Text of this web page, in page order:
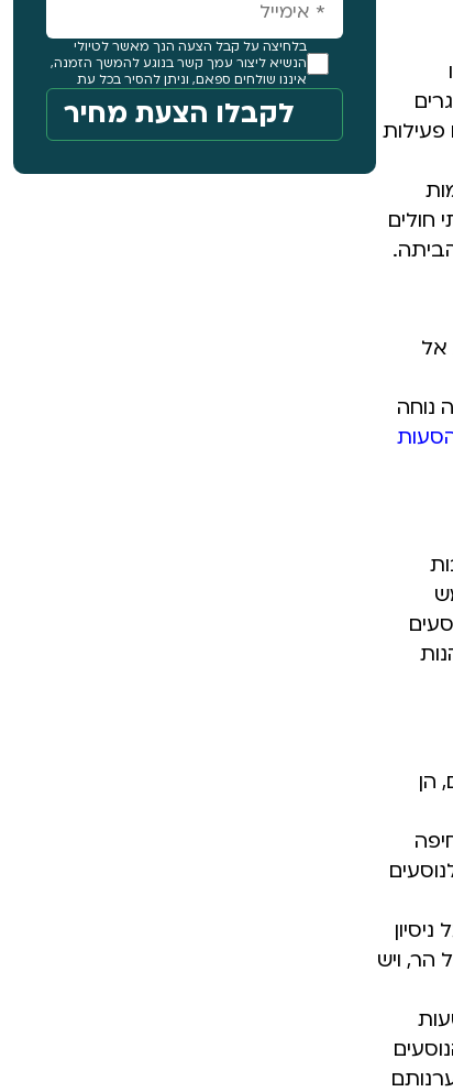
חולים
אל
נוחה
הן
הר, ויש
בלחיצה על קבל הצעה הנך מאשר לטיולי
הנשיא ליצור עמך קשר בנוגע להמשך הזמנה,
איננו שולחים ספאם, וניתן להסיר בכל עת